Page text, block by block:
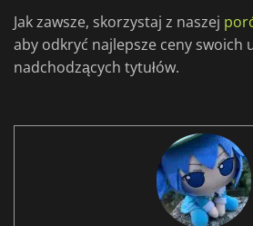
Jak zawsze, skorzystaj z naszej
aby odkryć najlepsze ceny swoich
nadchodzących tytułów.